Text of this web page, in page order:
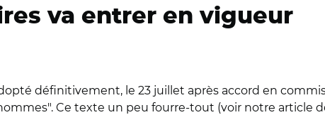
va entrer en vigueur
définitivement, le 23 juillet après accord en
Ce texte un peu fourre-tout (voir notre article